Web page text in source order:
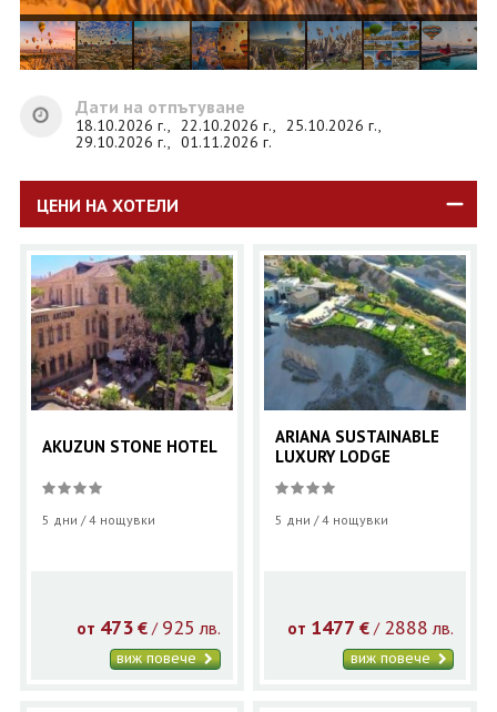
Дати на отпътуване
18.10.2026 г., 22.10.2026 г., 25.10.2026 г.,
29.10.2026 г., 01.11.2026 г.
ЦЕНИ НА ХОТЕЛИ
AKUZUN STONE HOTEL
5 дни / 4 нощувки
от 473 €/ 925 лв.
виж повече
ARIANA SUSTAINABLE
LUXURY LODGE
5 дни / 4 нощувки
от 1477 € / 2888 лв.
виж повече